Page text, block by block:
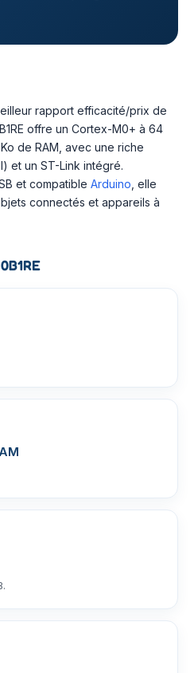
rapport efficacité/prix de
offre un Cortex-M0+ à 64
de RAM, avec une riche
et un ST-Link intégré.
et compatible Arduino , elle
connectés et appareils à